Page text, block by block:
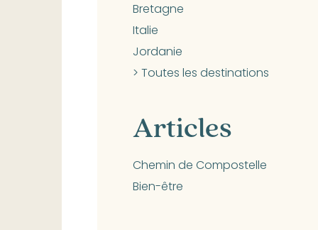
Bretagne
Italie
Jordanie
> Toutes les destinations
Articles
Chemin de Compostelle
Bien-être